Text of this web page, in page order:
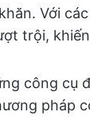
Với
trội,
công cụ
pháp